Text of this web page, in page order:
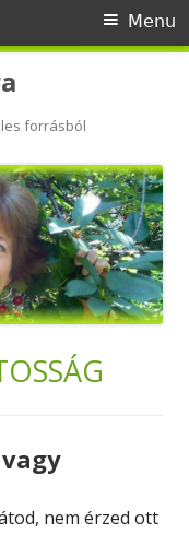
forrásból
Menu
nem érzed ott